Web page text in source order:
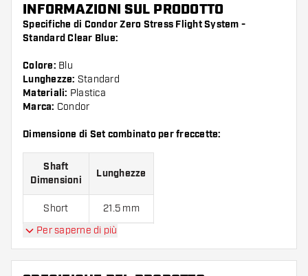
INFORMAZIONI SUL PRODOTTO
Specifiche di Condor Zero Stress Flight System -
Standard Clear Blue:
Colore: Blu
Lunghezze: Standard
Materiali: Plastica
Marca: Condor
Dimensione di Set combinato per freccette:
Shaft
Dimensioni
Lunghezze
Short 21.5 mm
Medium 27.5 mm
Long 33.5 mm
Per saperne di più